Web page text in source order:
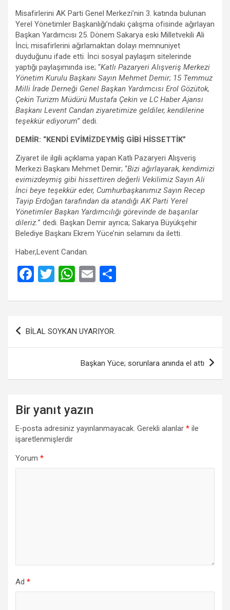
Misafirlerini AK Parti Genel Merkezi’nin 3. katında bulunan
Yerel Yönetimler Başkanlığı’ndaki çalışma ofisinde ağırlayan
Başkan Yardımcısı 25. Dönem Sakarya eski Milletvekili Ali
İnci; misafirlerini ağırlamaktan dolayı memnuniyet
duyduğunu ifade etti. İnci sosyal paylaşım sitelerinde
yaptığı paylaşımında ise; “Katlı Pazaryeri Alışveriş Merkezi
Yönetim Kurulu Başkanı Sayın Mehmet Demir; 15 Temmuz
Milli İrade Derneği Genel Başkan Yardımcısı Erol Gözütok,
Çekin Turizm Müdürü Mustafa Çekin ve LC Haber Ajansı
Başkanı Levent Candan ziyaretimize geldiler, kendilerine
teşekkür ediyorum” dedi.
DEMİR: “KENDİ EVİMİZDEYMİŞ GİBİ HİSSETTİK”
Ziyaret ile ilgili açıklama yapan Katlı Pazaryeri Alışveriş
Merkezi Başkanı Mehmet Demir; “Bizi ağırlayarak, kendimizi
evimizdeymiş gibi hissettiren değerli Vekilimiz Sayın Ali
İnci beye teşekkür eder, Cumhurbaşkanımız Sayın Recep
Tayip Erdoğan tarafından da atandığı AK Parti Yerel
Yönetimler Başkan Yardımcılığı görevinde de başarılar
dileriz.” dedi. Başkan Demir ayrıca; Sakarya Büyükşehir
Belediye Başkanı Ekrem Yüce’nin selamını da iletti.
Haber,Levent Candan.
F
ce
b
o
T
tt
er
W
at
s
A
p
p
E
ail ar
Yazı
BİLAL SOYKAN UYARIYOR.
Başkan Yüce; sorunlara anında el attı
Bir yanıt yazın
E-posta adresiniz yayınlanmayacak. Gerekli alanlar * ile
işaretlenmişlerdir
Yorum *
Ad *